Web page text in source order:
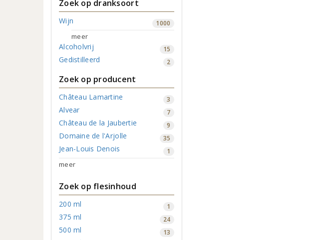
Zoek op dranksoort
Wijn 1000
meer
Alcoholvrij 15
Gedistilleerd 2
Zoek op producent
Château Lamartine 3
Alvear 7
Château de la Jaubertie 9
Domaine de l'Arjolle 35
Jean-Louis Denois 1
meer
Zoek op flesinhoud
200 ml 1
375 ml 24
500 ml 13